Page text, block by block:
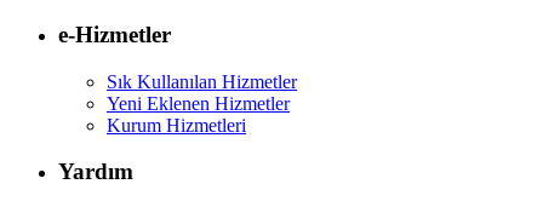
e-Hizmetler
Sık Kullanılan Hizmetler
Yeni Eklenen Hizmetler
Kurum Hizmetleri
Yardım